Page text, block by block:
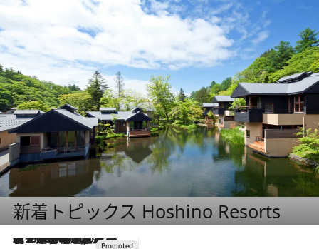
新着トピックス Hoshino Resorts
5 Hours Ago
【トンボの足水浴】ヒノキの香りに包まれて涼感マックス！約13℃の湧水かけ流しを避暑地「星野温泉 トンボの湯」で体験